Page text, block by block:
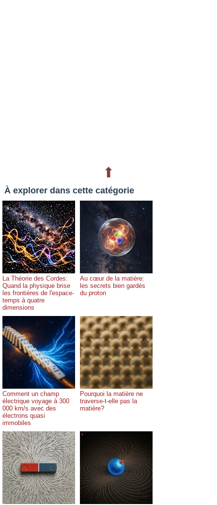
⬆
À explorer dans cette catégorie
La Théorie des Cordes:
Quand la physique brise
les frontières de l'espace-
temps à quatre
dimensions
Au cœur de la matière:
les secrets bien gardés
du proton
Comment un champ
électrique voyage à 300
000 km/s avec des
électrons quasi
immobiles
Pourquoi la matière ne
traverse-t-elle pas la
matière?